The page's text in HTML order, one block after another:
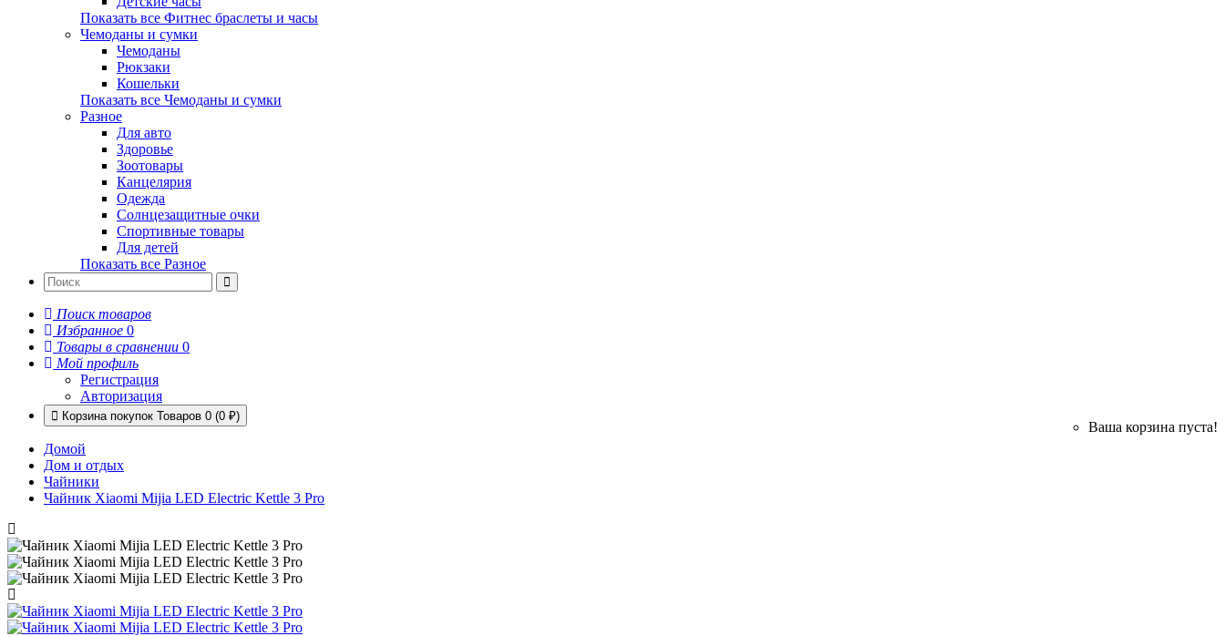
Показать все Фитнес браслеты и часы
Чемоданы и сумки
Чемоданы
Рюкзаки
Кошельки
Показать все Чемоданы и сумки
Разное
Для авто
Здоровье
Зоотовары
Канцелярия
Одежда
Солнцезащитные очки
Спортивные товары
Для детей
Показать все Разное
Поиск товаров
Избранное 0
Товары в сравнении 0
Мой профиль
Регистрация
Авторизация
Корзина покупок Товаров 0 (0 ₽)
Ваша корзина пуста!
Домой
Дом и отдых
Чайники
Чайник Xiaomi Mijia LED Electric Kettle 3 Pro